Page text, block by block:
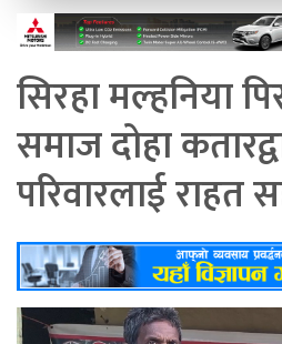
सिरहा मल्हनिया
समाज दोहा
परिवारलाई राहत